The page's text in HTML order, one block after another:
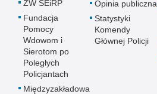
ZW SEiRP
Fundacja
Pomocy
Wdowom i
Sierotom po
Poległych
Policjantach
Międzyzakładowa
Opinia publiczna
Statystyki
Komendy
Głównej Policji